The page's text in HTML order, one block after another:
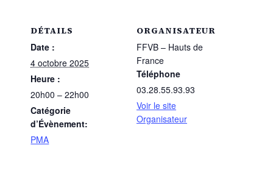
DÉTAILS
Date :
4 octobre 2025
Heure :
20h00 – 22h00
Catégorie
d’Évènement:
PMA
ORGANISATEUR
FFVB – Hauts de
France
Téléphone
03.28.55.93.93
Voir le site
Organisateur